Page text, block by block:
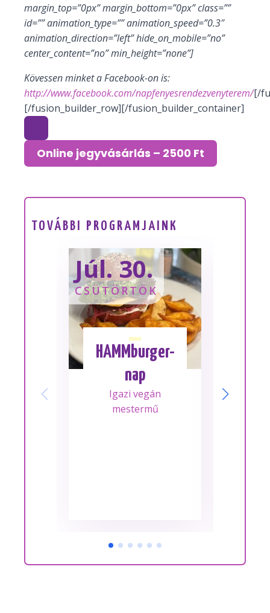
margin_top=”0px” margin_bottom=”0px” class=””
id=”” animation_type=”” animation_speed=”0.3″
animation_direction=”left” hide_on_mobile=”no”
center_content=”no” min_height=”none”]
Kövessen minket a Facebook-on is:
http://www.facebook.com/napfenyesrendezvenyterem/[/
[/fusion_builder_row][/fusion_builder_container]
Online jegyvásárlás – 2500 Ft
TOVÁBBI PROGRAMJAINK
Júl. 30.
CSÜTÖRTÖK
HAMMburger-
nap
Igazi vegán
mestermű